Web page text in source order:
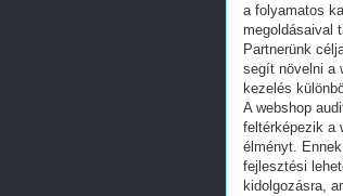
a folyamatos
megoldásaival
Partnerünk
segít növelni a
kezelés
A webshop
feltérképezik a
élményt.
fejlesztési
kidolgozásra,